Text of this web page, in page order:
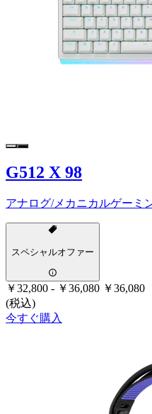
G512 X 98
アナログ/メカニカルゲーミ
スペシャルオファー
￥32,800 - ￥36,080 ￥36,080
(税込)
今すぐ購入